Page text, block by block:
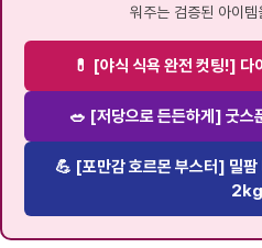
워주는 검증된 아이
💊 [야식 식욕 완전 컷팅!] 다
🥗 [저당으로 든든하게] 굿스
💪 [포만감 호르몬 부스터] 밀팜
2kg